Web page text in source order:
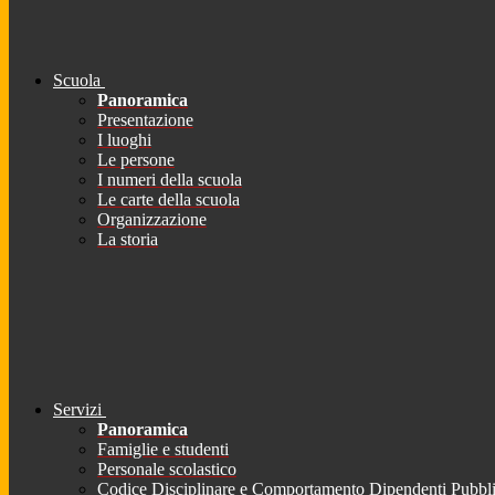
Scuola
Panoramica
Presentazione
I luoghi
Le persone
I numeri della scuola
Le carte della scuola
Organizzazione
La storia
Servizi
Panoramica
Famiglie e studenti
Personale scolastico
Codice Disciplinare e Comportamento Dipendenti